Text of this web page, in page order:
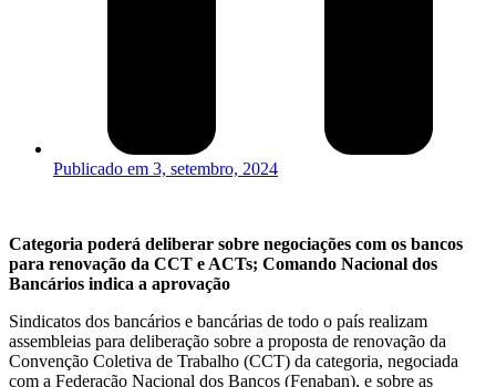
Publicado em 3, setembro, 2024
Categoria poderá deliberar sobre negociações com os bancos
para renovação da CCT e ACTs; Comando Nacional dos
Bancários indica a aprovação
Sindicatos dos bancários e bancárias de todo o país realizam
assembleias para deliberação sobre a proposta de renovação da
Convenção Coletiva de Trabalho (CCT) da categoria, negociada
com a Federação Nacional dos Bancos (Fenaban), e sobre as